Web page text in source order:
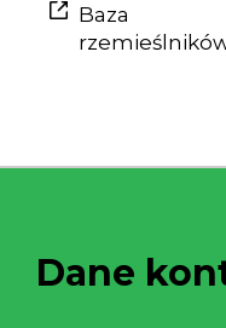
Baza
Dane